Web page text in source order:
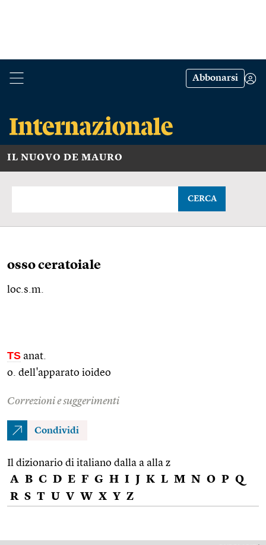
Abbonarsi
IL NUOVO DE MAURO
CERCA
osso ceratoiale
loc.s.m.
TS anat.
o. dell'apparato ioideo
Correzioni e suggerimenti
Condividi
Il dizionario di italiano dalla a alla z
A B C D E F G H I J K L M N O P Q
R S T U V W X Y Z